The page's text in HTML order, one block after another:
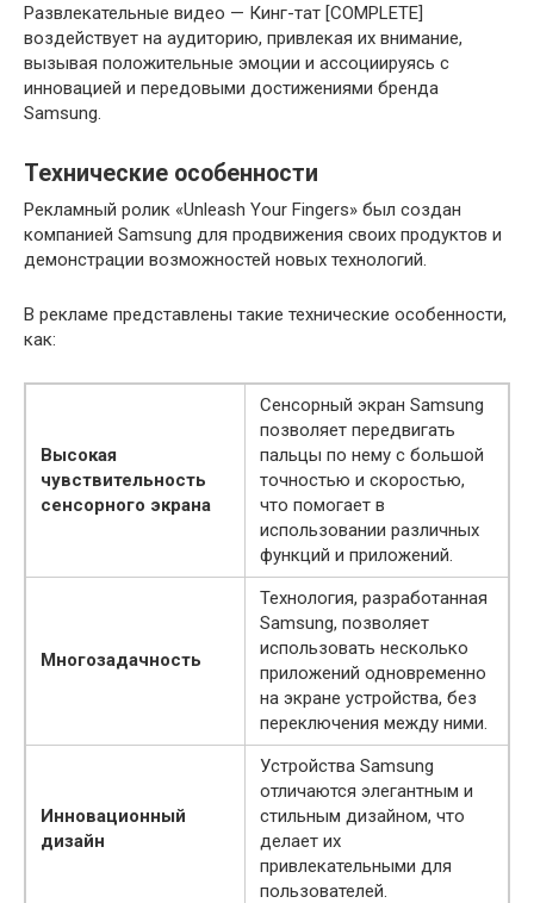
Развлекательные видео — Кинг-тат [COMPLETE]
воздействует на аудиторию, привлекая их внимание,
вызывая положительные эмоции и ассоциируясь с
инновацией и передовыми достижениями бренда
Samsung.
Технические особенности
Рекламный ролик «Unleash Your Fingers» был создан
компанией Samsung для продвижения своих продуктов и
демонстрации возможностей новых технологий.
В рекламе представлены такие технические особенности,
как:
Высокая
чувствительность
сенсорного экрана
Сенсорный экран Samsung
позволяет передвигать
пальцы по нему с большой
точностью и скоростью,
что помогает в
использовании различных
функций и приложений.
Многозадачность
Технология, разработанная
Samsung, позволяет
использовать несколько
приложений одновременно
на экране устройства, без
переключения между ними.
Инновационный
дизайн
Устройства Samsung
отличаются элегантным и
стильным дизайном, что
делает их
привлекательными для
пользователей.